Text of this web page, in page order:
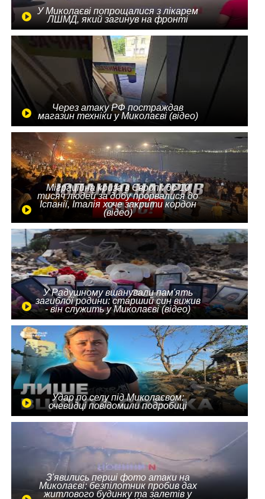
У Миколаєві попрощалися з лікарем
ЛШМД, який загинув на фронті
Через атаку РФ постраждав
магазин техніки у Миколаєві (відео)
Міграційна криза в Європі: до 10
тисяч людей за добу прорвалися до
Іспанії, Італія хоче закрити кордон
(відео)
У Радушному вшанували пам'ять
загиблої родини: старший син вижив
- він служить у Миколаєві (відео)
Удар по селу під Миколаєвом:
очевидці повідомили подробиці
З'явились перші фото атаки на
Миколаєві: безпілотник пробив дах
житлового будинку та залетів у